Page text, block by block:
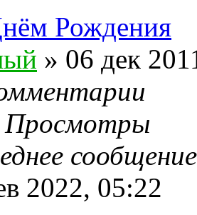
Рождения
» 06 дек
Просмотры
2022, 05:22